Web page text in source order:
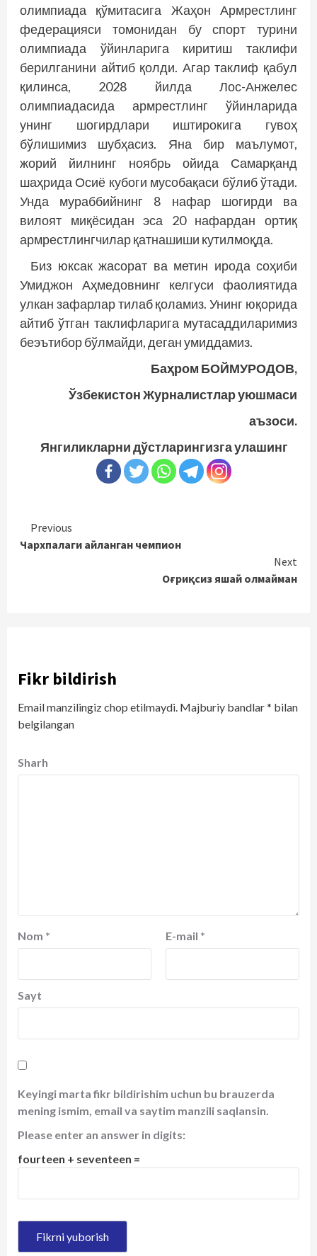
олимпиада қўмитасига Жаҳон Армрестлинг
федерацияси томонидан бу спорт турини
олимпиада ўйинларига киритиш таклифи
берилганини айтиб қолди. Агар таклиф қабул
қилинса, 2028 йилда Лос-Анжелес
олимпиадасида армрестлинг ўйинларида
унинг шогирдлари иштирокига гувоҳ
бўлишимиз шубҳасиз. Яна бир маълумот,
жорий йилнинг ноябрь ойида Самарқанд
шаҳрида Осиё кубоги мусобақаси бўлиб ўтади.
Унда мураббийнинг 8 нафар шогирди ва
вилоят миқёсидан эса 20 нафардан ортиқ
армрестлингчилар қатнашиши кутилмоқда.
Биз юксак жасорат ва метин ирода соҳиби
Умиджон Аҳмедовнинг келгуси фаолиятида
улкан зафарлар тилаб қоламиз. Унинг юқорида
айтиб ўтган таклифларига мутасаддиларимиз
беэътибор бўлмайди, деган умиддамиз.
Баҳром БОЙМУРОДОВ,
Ўзбекистон Журналистлар уюшмаси
аъзоси.
Янгиликларни дўстларингизга улашинг
Continue
Reading
Previous
Чархпалаги айланган чемпион
Next
Оғриқсиз яшай олмайман
Fikr bildirish
Email manzilingiz chop etilmaydi. Majburiy bandlar* bilan
belgilangan
Sharh
Nom * E-mail *
Sayt
Keyingi marta fikr bildirishim uchun bu brauzerda
mening ismim, email va saytim manzili saqlansin.
Please enter an answer in digits:
fourteen + seventeen =